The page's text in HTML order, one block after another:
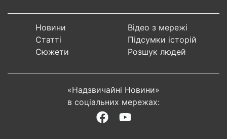
Новини
Статті
Сюжети
Відео з мережі
Підсумки історій
Розшук людей
«Надзвичайні Новини»
в соціальних мережах: